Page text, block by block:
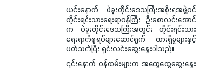
ယင်းနောက် ပဲခူးတိုင်းဒေသကြီးအစိုးရအဖွဲ့ဝင်
တိုင်းရင်းသားရေးရာဝန်ကြီး ဦးစောလင်းအောင်
က ပဲခူးတိုင်းဒေသကြီးအတွင်း တိုင်းရင်းသား
ရေးရာကိစ္စရပ်များဆောင်ရွက် ထားရှိမှုများနှင့်
ပတ်သက်ပြီး ရှင်းလင်းဆွေးနွေးပါသည်။
၎င်းနောက် ဝန်ထမ်းများက အထွေထွေဆွေးနွေး